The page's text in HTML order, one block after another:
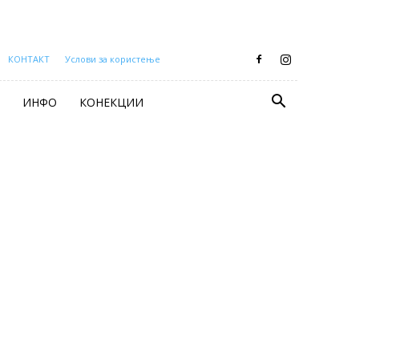
КОНТАКТ Услови за користење
ИНФО КОНЕКЦИИ